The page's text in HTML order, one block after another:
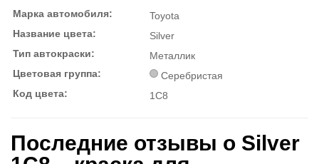
Марка автомобиля:
Toyota
Название цвета:
Silver
Тип автокраски:
Металлик
Цветовая группа:
Серебристая
Код цвета:
1C8
Последние отзывы о Silver